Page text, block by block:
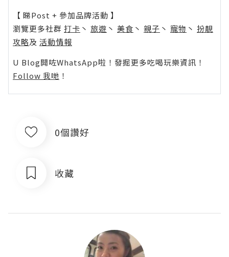
【 睇Post + 參加品牌活動 】
瀏覽更多社群 打卡 丶 旅遊 丶 美食 丶 親子 丶 寵物 丶 扮靚
攻略及 活動情報
U Blog開咗WhatsApp啦！發掘更多吃喝玩樂資訊！
Follow 我哋 ！
0個讚好
收藏